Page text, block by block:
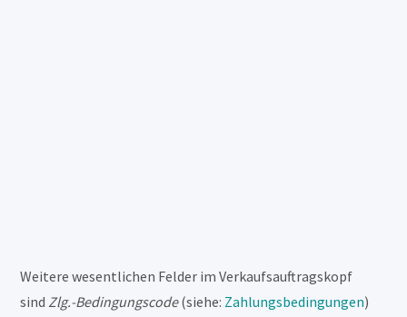
Weitere wesentlichen Felder im Verkaufsauftragskopf
sindZlg.-Bedingungscode(siehe: Zahlungsbedingungen)